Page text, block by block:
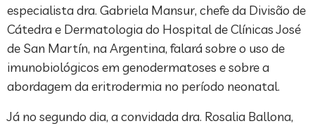
especialista dra. Gabriela Mansur, chefe da Divisão de
Cátedra e Dermatologia do Hospital de Clínicas José
de San Martín, na Argentina, falará sobre o uso de
imunobiológicos em genodermatoses e sobre a
abordagem da eritrodermia no período neonatal.
Já no segundo dia, a convidada dra. Rosalia Ballona,